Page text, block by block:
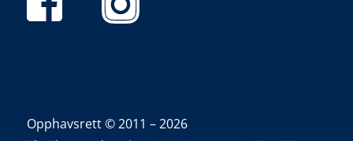
Opphavsrett © 2011 – 2026